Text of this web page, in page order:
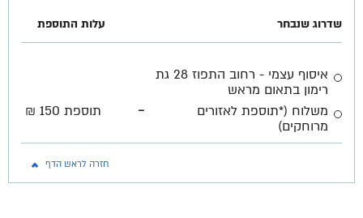
שדרוג שנבחר עלות התוספת
איסוף עצמי - רחוב התפוז 28 גת
רימון בתאום מראש
משלוח (*תוספת לאזורים
מרוחקים)
- תוספת 150 ₪
חזרה לראש הדף